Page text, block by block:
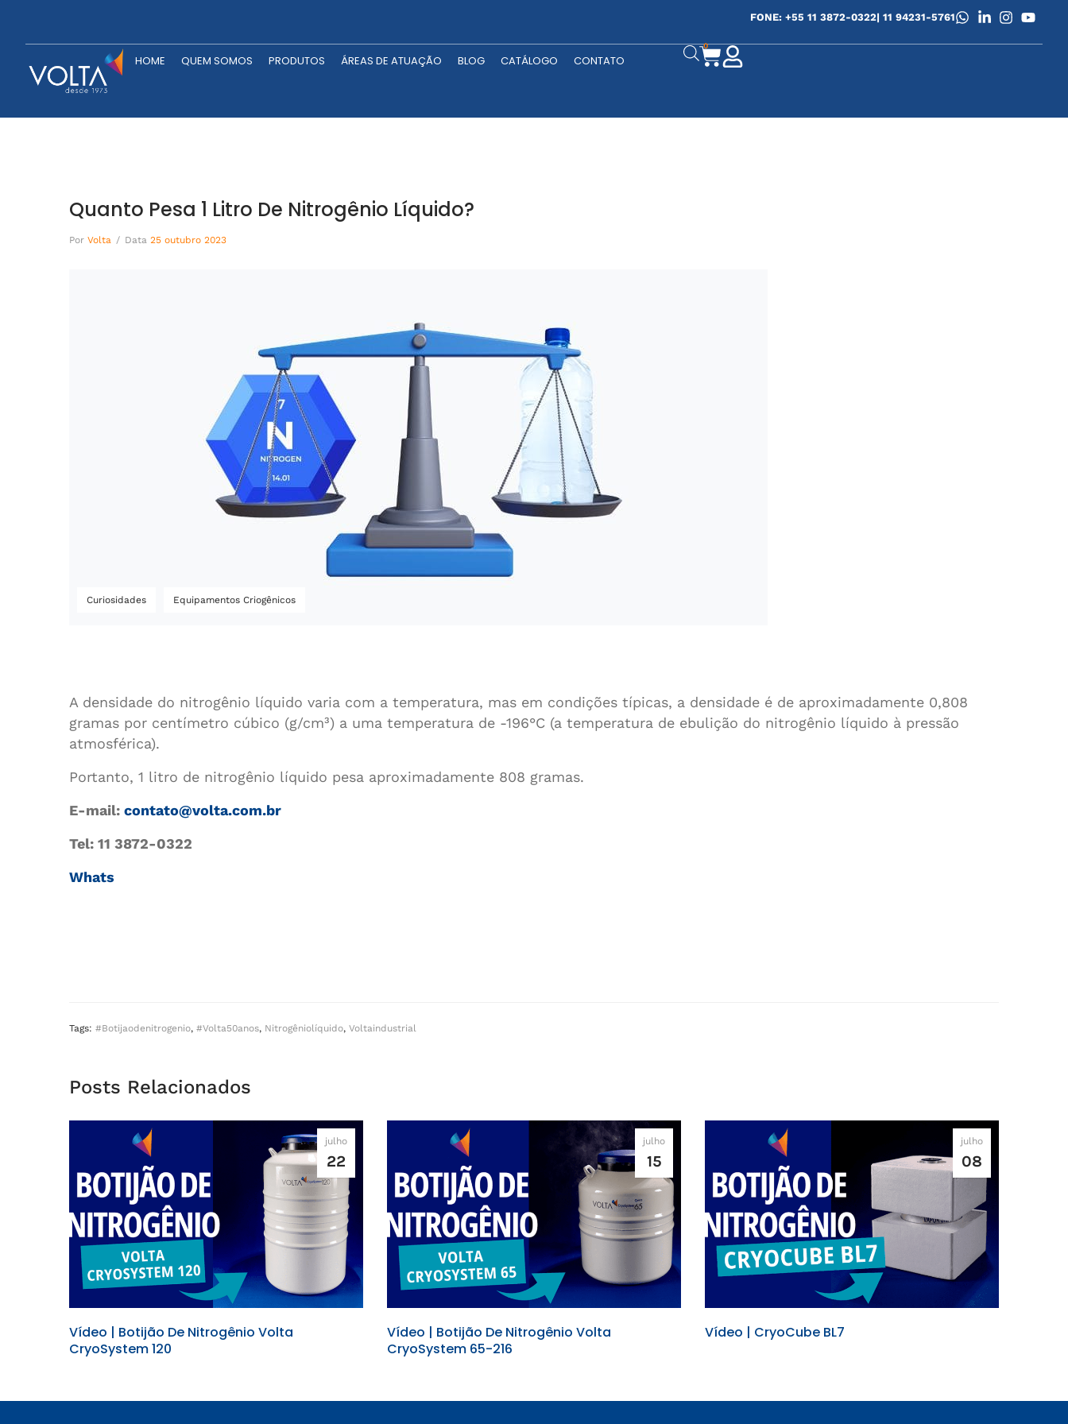
FONE: +55 11 3872-0322| 11 94231-5761
HOME QUEM SOMOS PRODUTOS ÁREAS DE ATUAÇÃO BLOG CATÁLOGO CONTATO
0
Quanto Pesa 1 Litro De Nitrogênio Líquido?
Por Volta / Data 25 outubro 2023
Curiosidades Equipamentos Criogênicos
A densidade do nitrogênio líquido varia com a temperatura, mas em condições típicas, a densidade é de aproximadamente 0,808
gramas por centímetro cúbico (g/cm³) a uma temperatura de -196°C (a temperatura de ebulição do nitrogênio líquido à pressão
atmosférica).
Portanto, 1 litro de nitrogênio líquido pesa aproximadamente 808 gramas.
E-mail: contato@volta.com.br
Tel: 11 3872-0322
Whats
Tags: #botijaodenitrogenio, #volta50anos, Nitrogêniolíquido, Voltaindustrial
Posts Relacionados
julho
22
Vídeo | Botijão De Nitrogênio Volta
CryoSystem 120
julho
15
Vídeo | Botijão De Nitrogênio Volta
CryoSystem 65-216
julho
08
Vídeo | CryoCube BL7